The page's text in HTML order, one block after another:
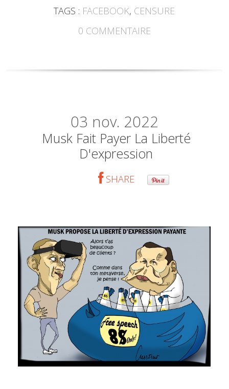
TAGS : FACEBOOK, CENSURE
0 COMMENTAIRE
03 nov. 2022
Musk Fait Payer La Liberté
D'expression
SHARE